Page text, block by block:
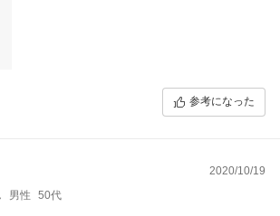
参考になった
2020/10/19
男性 50代